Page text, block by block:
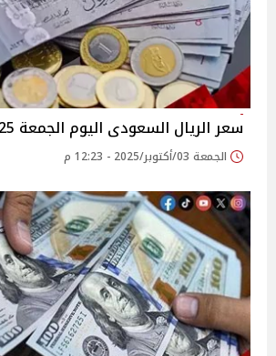
سعر الريال السعودى اليوم الجمعة 3/10/2025
الجمعة 03/أكتوبر/2025 - 12:23 م